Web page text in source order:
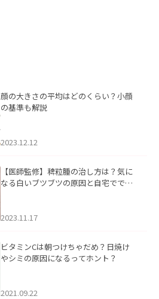
顔の大きさの平均はどのくらい？小顔
の基準も解説
2023.12.12
【医師監修】稗粒腫の治し方は？気に
なる白いブツブツの原因と自宅ででき
2023.11.17
ビタミンCは朝つけちゃだめ？日焼け
やシミの原因になるってホント？
2021.09.22